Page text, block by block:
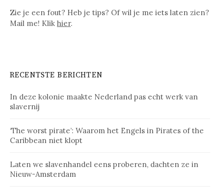
Zie je een fout? Heb je tips? Of wil je me iets laten zien?
Mail me! Klik hier.
RECENTSTE BERICHTEN
In deze kolonie maakte Nederland pas echt werk van
slavernij
‘The worst pirate’: Waarom het Engels in Pirates of the
Caribbean niet klopt
Laten we slavenhandel eens proberen, dachten ze in
Nieuw-Amsterdam